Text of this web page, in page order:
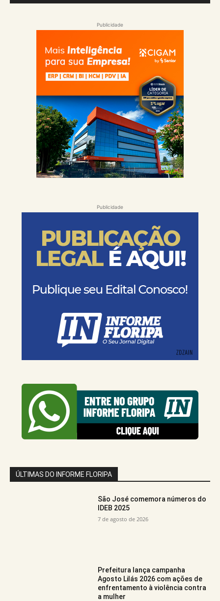
Publicidade
Publicidade
ÚLTIMAS DO INFORME FLORIPA
São José comemora números do
IDEB 2025
7 de agosto de 2026
Prefeitura lança campanha
Agosto Lilás 2026 com ações de
enfrentamento à violência contra
a mulher